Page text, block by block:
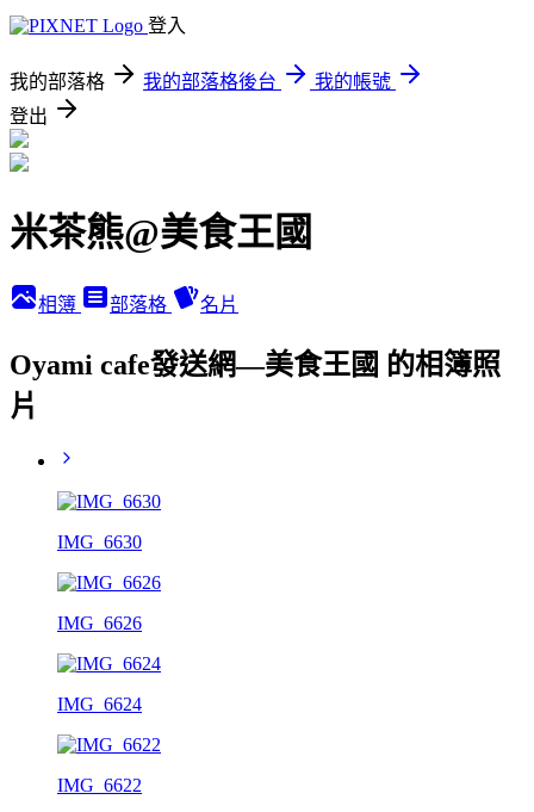
登入
我的部落格 我的部落格後台
我的帳號
登出
米茶熊@美食王國
相簿 部落格 名片
Oyami cafe發送網—美食王國 的相簿照
片
IMG_6630
IMG_6626
IMG_6624
IMG_6622